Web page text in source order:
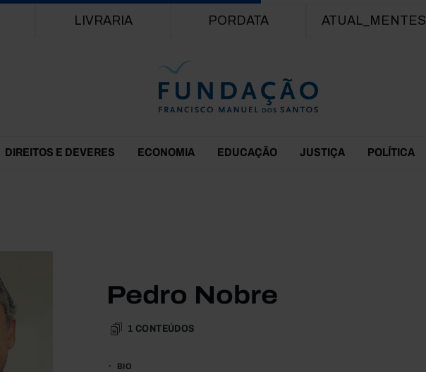
LIVRARIA PORDATA ATUAL_MENTES
DIREITOS E DEVERES ECONOMIA EDUCAÇÃO JUSTIÇA POLÍTICA
Pedro Nobre
1 CONTEÚDOS
BIO